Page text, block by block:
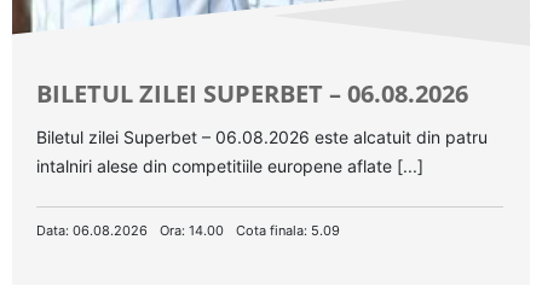
BILETUL ZILEI SUPERBET – 06.08.2026
Biletul zilei Superbet – 06.08.2026 este alcatuit din patru
intalniri alese din competitiile europene aflate [...]
Data: 06.08.2026 Ora: 14.00 Cota finala: 5.09